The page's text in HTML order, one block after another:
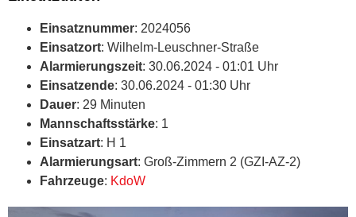
Einsatznummer: 2024056
Einsatzort: Wilhelm-Leuschner-Straße
Alarmierungszeit: 30.06.2024 - 01:01 Uhr
Einsatzende: 30.06.2024 - 01:30 Uhr
Dauer: 29 Minuten
Mannschaftsstärke: 1
Einsatzart: H 1
Alarmierungsart: Groß-Zimmern 2 (GZI-AZ-2)
Fahrzeuge: KdoW